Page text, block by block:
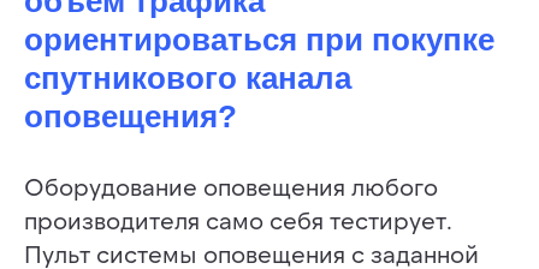
ориентироваться при покупке
спутникового канала
оповещения?
Оборудование оповещения любого
производителя само себя тестирует.
Пульт системы оповещения с заданной